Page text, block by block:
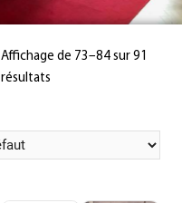
Affichage de 73–84 sur 91
résultats